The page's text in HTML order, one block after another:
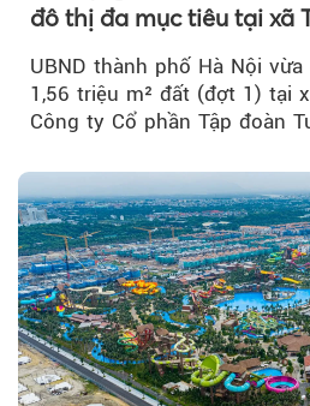
đô thị đa mục tiêu tại xã
UBND thành phố Hà Nội
1,56 triệu m² đất (đợt 1) tại
Công ty Cổ phần Tập đoàn